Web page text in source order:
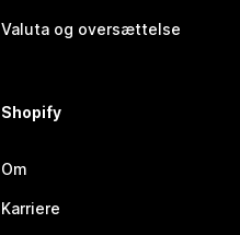
Valuta og oversættelse
Shopify
Om
Karriere